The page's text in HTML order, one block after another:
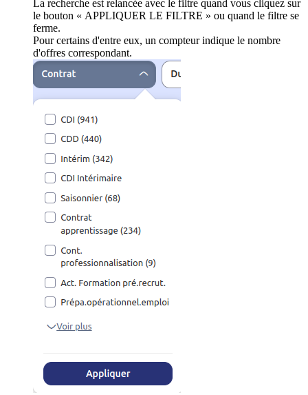
La recherche est relancée avec le filtre quand vous cliquez sur
le bouton « APPLIQUER LE FILTRE » ou quand le filtre se
ferme.
Pour certains d'entre eux, un compteur indique le nombre
d'offres correspondant.